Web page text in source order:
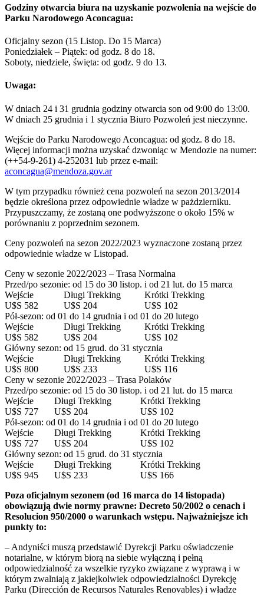
Godziny otwarcia biura na uzyskanie pozwolenia na wejście do
Parku Narodowego Aconcagua:
Oficjalny sezon (15 Listop. Do 15 Marca)
Poniedziałek – Piątek: od godz. 8 do 18.
Soboty, niedziele, święta: od godz. 9 do 13.
Uwaga:
W dniach 24 i 31 grudnia godziny otwarcia son od 9:00 do 13:00.
W dniach 25 grudnia i 1 stycznia Biuro Pozwoleń jest nieczynne.
Wejście do Parku Narodowego Aconcagua: od godz. 8 do 18.
Więcej informacji można uzyskać dzwoniąc w Mendozie na numer:
(++54-9-261) 4-252031 lub przez e-mail:
aconcagua@mendoza.gov.ar
W tym przypadku również cena pozwoleń na sezon 2013/2014
będzie określona przez odpowiednie władze w pażdzierniku.
Przypuszczamy, że zostaną one podwyższone o około 15% w
porównaniu z poprzednim sezonem.
Ceny pozwoleń na sezon 2022/2023 wyznaczone zostaną przez
odpowiednie władze w Listopad.
Ceny w sezonie 2022/2023 – Trasa Normalna
Przed/po sezonie: od 15 do 30 listop. i od 21 lut. do 15 marca
Wejście
Długi Trekking
Krótki Trekking
U$S 582
U$S 204
U$S 102
Pół-sezon: od 01 do 14 grudnia i od 01 do 20 lutego
Wejście
Długi Trekking
Krótki Trekking
U$S 582
U$S 204
U$S 102
Główny sezon: od 15 grud. do 31 stycznia
Wejście
Długi Trekking
Krótki Trekking
U$S 800
U$S 233
U$S 116
Ceny w sezonie 2022/2023 – Trasa Polaków
Przed/po sezonie: od 15 do 30 listop. i od 21 lut. do 15 marca
Wejście
Długi Trekking
Krótki Trekking
U$S 727
U$S 204
U$S 102
Pół-sezon: od 01 do 14 grudnia i od 01 do 20 lutego
Wejście
Długi Trekking
Krótki Trekking
U$S 727
U$S 204
U$S 102
Główny sezon: od 15 grud. do 31 stycznia
Wejście
Długi Trekking
Krótki Trekking
U$S 945
U$S 233
U$S 166
Poza oficjalnym sezonem (od 16 marca do 14 listopada)
obowiązują dwie normy prawne: Decreto 50/2002 o cenach i
Resolucion 950/2000 o warunkach wstępu. Najważniejsze ich
punkty to:
– Andyniści muszą przedstawić Dyrekcji Parku oświadczenie
notarialne, w którym biorą na siebie wyłączną i pełną
odpowiedzialność za wszelkie ryzyko związane z wyprawą i w
którym zwalniają z jakiejkolwiek odpowiedzialności Dyrekcję
Parku (Dirección de Recursos Naturales Renovables) i władze